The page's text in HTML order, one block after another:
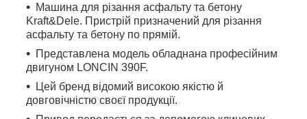
Машина для різання асфальту та бетону
Kraft&Dele. Пристрій призначений для різання
асфальту та бетону по прямій.
Представлена модель обладнана професійним
двигуном LONCIN 390F.
Цей бренд відомий високою якістю й
довговічністю своєї продукції.